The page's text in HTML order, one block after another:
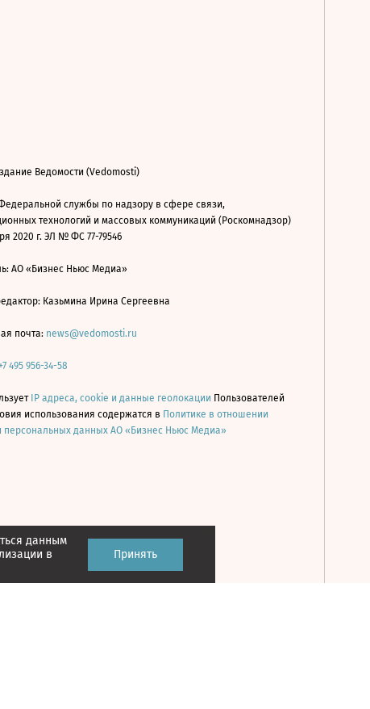
данным
в
Принять
Ведомости (Vedomosti)
службы по надзору в сфере связи,
технологий и массовых коммуникаций (Роскомнадзор)
2020 г. ЭЛ № ФС 77-79546
АО «Бизнес Ньюс Медиа»
Казьмина Ирина Сергеевна
почта: news@vedomosti.ru
495 956-34-58
IP адреса, cookie и данные геолокации Пользователей
использования содержатся в Политике в отношении
персональных данных АО «Бизнес Ньюс Медиа»